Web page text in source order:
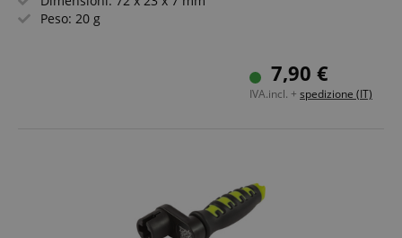
Peso: 20 g
7,90 €
IVA.incl. + spedizione (IT)